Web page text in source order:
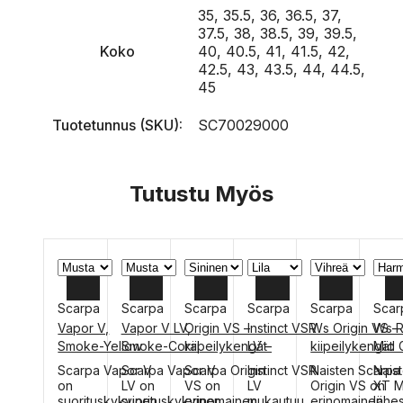
Koko
35, 35.5, 36, 36.5, 37,
37.5, 38, 38.5, 39, 39.5,
40, 40.5, 41, 41.5, 42,
42.5, 43, 43.5, 44, 44.5,
45
Tuotetunnus (SKU): SC70029000
Tutustu Myös
40
Scarpa
Vapor V,
Smoke-Yellow
Tällä
tuotteella
on
Scarpa Vapor V
on
36
36.5
37
Scarpa
Vapor V LV,
Smoke-Coral
Tällä
tuotteella
on
Scarpa Vapor V
LV on
41.5
42.5
43.5
Scarpa
Origin VS –
kiipeilykengät
Tällä
tuotteella
on
Scarpa Origin
VS on
39
39.5
Scarpa
Instinct VSR
LV –
kiipeilyken
gät
Tällä
tuotteella
on
Instinct VSR
LV
35.5
36.5
37.5
Scarpa
Ws Origin VS –
kiipeilykengät
Tällä
tuotteella
on
Naisten Scarpa
Origin VS on
Ws
Mid
Tex
t
Tällä
on
XT